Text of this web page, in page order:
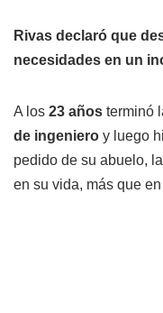
Rivas declaró que
necesidades en un
A los 23 años terminó
de ingeniero y luego
pedido de su abuelo,
en su vida, más que